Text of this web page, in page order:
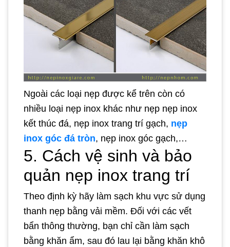
Ngoài các loại nẹp được kể trên còn có
nhiều loại nẹp inox khác như nẹp nẹp inox
kết thúc đá, nẹp inox trang trí gạch, nẹp
inox góc đá tròn, nẹp inox góc gạch,…
5. Cách vệ sinh và bảo
quản nẹp inox trang trí
Theo định kỳ hãy làm sạch khu vực sử dụng
thanh nẹp bằng vải mềm. Đối với các vết
bẩn thông thường, bạn chỉ cần làm sạch
bằng khăn ẩm, sau đó lau lại bằng khăn khô